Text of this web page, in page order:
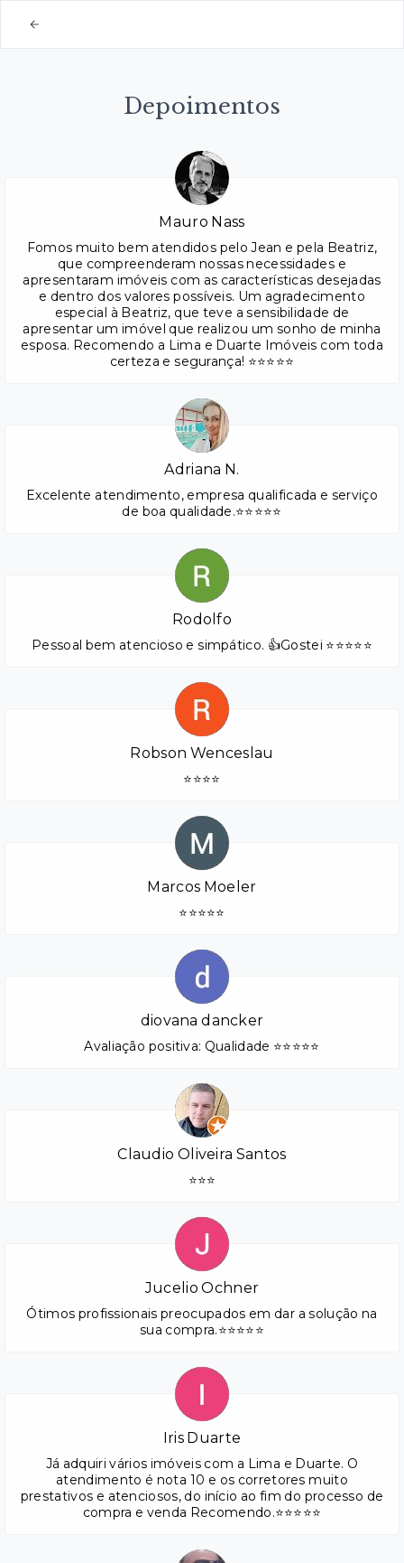
Depoimentos
Mauro Nass
Fomos muito bem atendidos pelo Jean e pela Beatriz,
que compreenderam nossas necessidades e
apresentaram imóveis com as características desejadas
e dentro dos valores possíveis. Um agradecimento
especial à Beatriz, que teve a sensibilidade de
apresentar um imóvel que realizou um sonho de minha
esposa. Recomendo a Lima e Duarte Imóveis com toda
certeza e segurança! ⭐⭐⭐⭐⭐
Adriana N.
Excelente atendimento, empresa qualificada e serviço
de boa qualidade.⭐⭐⭐⭐⭐
Rodolfo
Pessoal bem atencioso e simpático. 👍Gostei ⭐⭐⭐⭐⭐
Robson Wenceslau
⭐⭐⭐⭐
Marcos Moeler
⭐⭐⭐⭐⭐
diovana dancker
Avaliação positiva: Qualidade ⭐⭐⭐⭐⭐
Claudio Oliveira Santos
⭐⭐⭐
Jucelio Ochner
Ótimos profissionais preocupados em dar a solução na
sua compra.⭐⭐⭐⭐⭐
Iris Duarte
Já adquiri vários imóveis com a Lima e Duarte. O
atendimento é nota 10 e os corretores muito
prestativos e atenciosos, do início ao fim do processo de
compra e venda Recomendo.⭐⭐⭐⭐⭐